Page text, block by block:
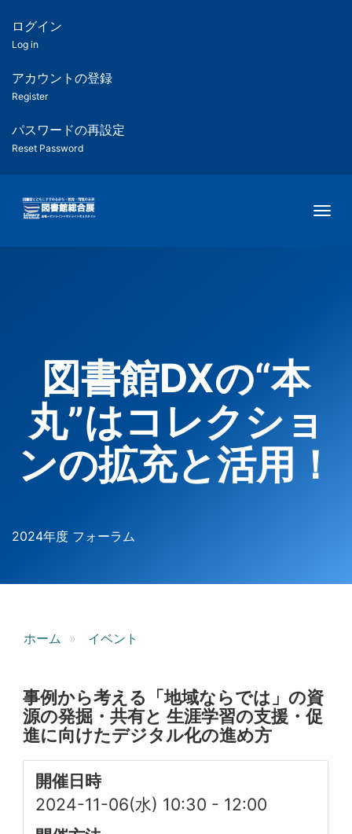
ツ
匿
名
ユ
ー
ー
用
メ
ログイン
Log in
アカウントの登録
Register
パスワードの再設定
Reset Password
図書館DXの“本
丸”はコレクショ
ンの拡充と活用！
2024年度 フォーラム
ホーム イベント
事例から考える「地域ならでは」の資
源の発掘・共有と 生涯学習の支援・促
進に向けたデジタル化の進め方
開催日時
2024-11-06(水) 10:30 - 12:00